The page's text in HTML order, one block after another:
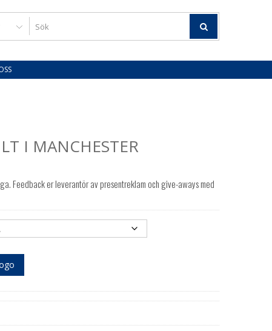
I MANCHESTER
Feedback er leverantör av presentreklam och give-aways med